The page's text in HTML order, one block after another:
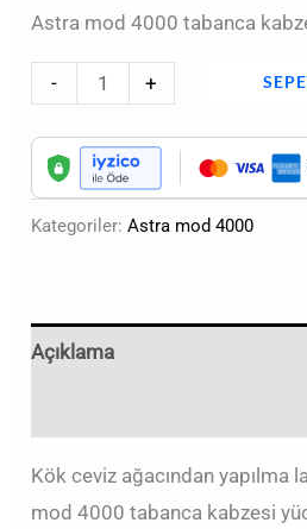
Astra mod 4000 tabanca
- +
Kategoriler:Astra mod 4000
Açıklama
Kök ceviz ağacından yapılma
mod 4000 tabanca kabzesi